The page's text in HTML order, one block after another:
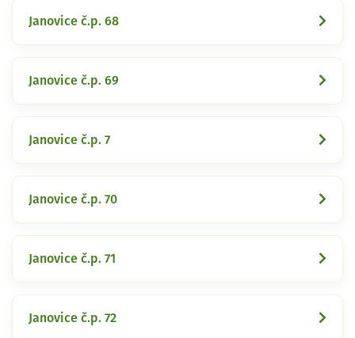
Janovice č.p. 68
Janovice č.p. 69
Janovice č.p. 7
Janovice č.p. 70
Janovice č.p. 71
Janovice č.p. 72